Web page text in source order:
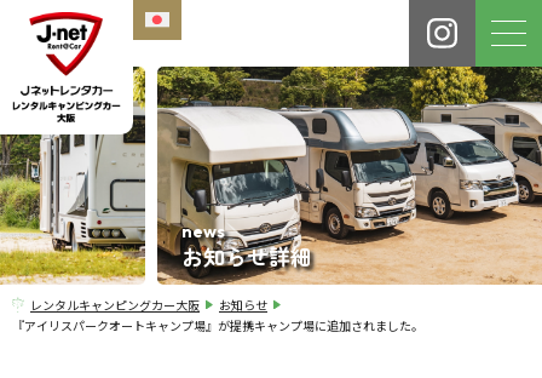
news
お知らせ詳細
レンタルキャンピングカー大阪
お知らせ
『アイリスパークオートキャンプ場』が提携キャンプ場に追加されました。